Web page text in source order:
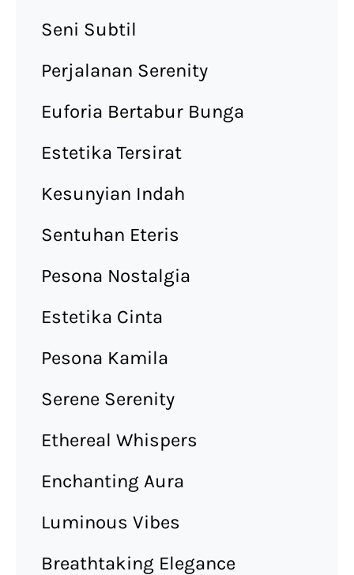
Seni Subtil
Perjalanan Serenity
Euforia Bertabur Bunga
Estetika Tersirat
Kesunyian Indah
Sentuhan Eteris
Pesona Nostalgia
Estetika Cinta
Pesona Kamila
Serene Serenity
Ethereal Whispers
Enchanting Aura
Luminous Vibes
Breathtaking Elegance